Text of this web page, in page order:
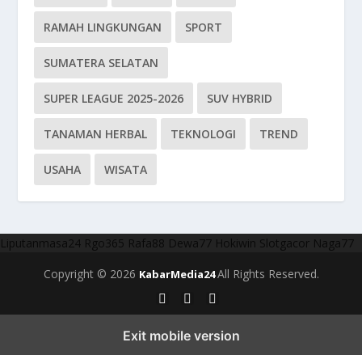
RAMAH LINGKUNGAN SPORT
SUMATERA SELATAN
SUPER LEAGUE 2025-2026 SUV HYBRID
TANAMAN HERBAL TEKNOLOGI TREND
USAHA WISATA
Liputanmasa24 Rgo365 Rafa88 Dewa77 Hokiwin Slotgacor Naga77
Copyright © 2026 KabarMedia24All Rights Reserved.
Exit mobile version